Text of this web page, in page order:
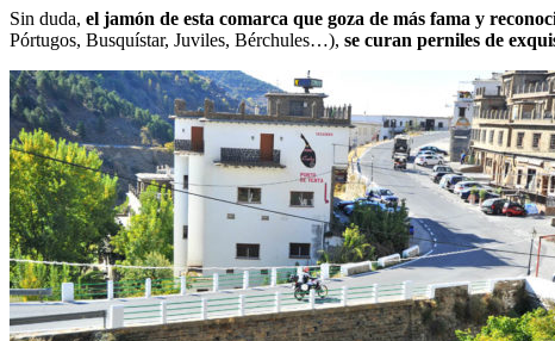
Sin duda, el jamón de esta comarca que goza de más fama y
Pórtugos, Busquístar, Juviles, Bérchules…), se curan perniles de